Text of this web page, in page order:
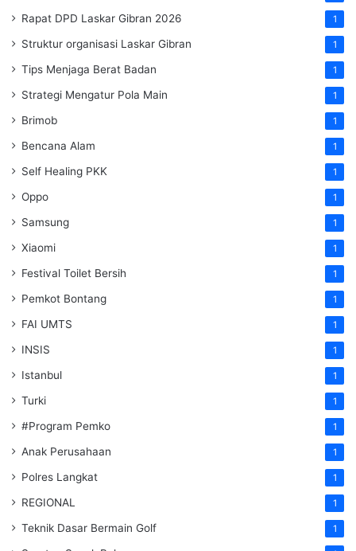
Rapat DPD Laskar Gibran 2026 1
Struktur organisasi Laskar Gibran 1
Tips Menjaga Berat Badan 1
Strategi Mengatur Pola Main 1
Brimob 1
Bencana Alam 1
Self Healing PKK 1
Oppo 1
Samsung 1
Xiaomi 1
Festival Toilet Bersih 1
Pemkot Bontang 1
FAI UMTS 1
INSIS 1
Istanbul 1
Turki 1
#Program Pemko 1
Anak Perusahaan 1
Polres Langkat 1
REGIONAL 1
Teknik Dasar Bermain Golf 1